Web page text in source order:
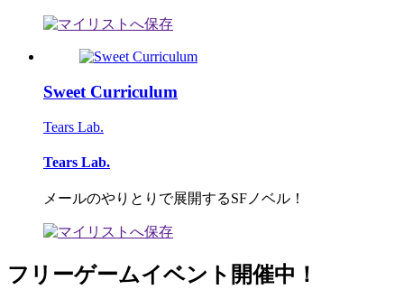
Sweet Curriculum
Tears Lab.
Tears Lab.
メールのやりとりで展開するSFノベル！
フリーゲームイベント開催中！